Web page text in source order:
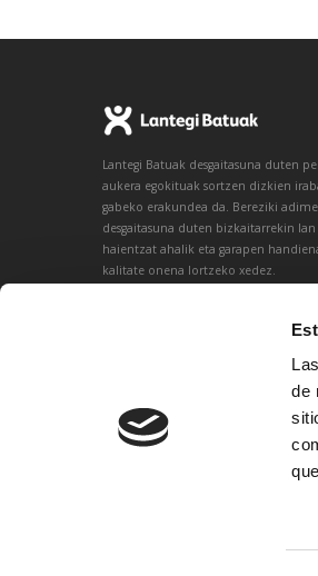
de
Lantegi Batuak desgaitasuna duten
aukera egokituak sortzen dizkien
gabeko erakundea da. Bereziki
desgaitasuna duten bizkaitarrekin
haientzat ahalik eta garapen
kalitate onena lortzeko xedez.